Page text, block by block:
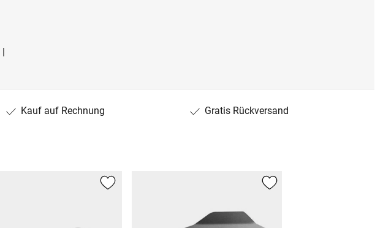
Kauf auf Rechnung Gratis Rückversand